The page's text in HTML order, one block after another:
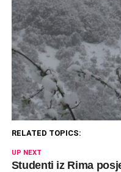
RELATED TOPICS:
UP NEXT
Studenti iz Rima